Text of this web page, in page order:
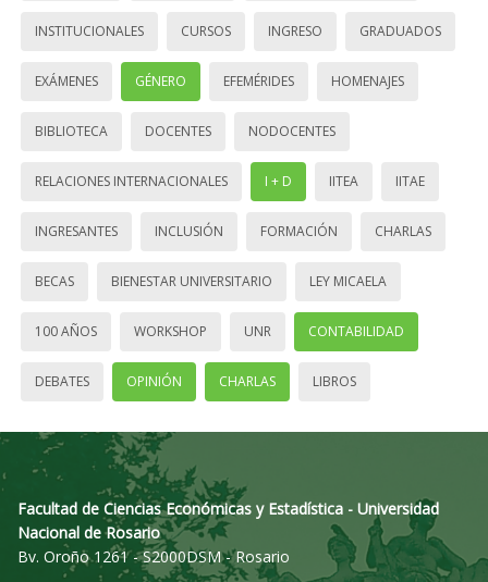
INSTITUCIONALES CURSOS INGRESO GRADUADOS
EXÁMENES GÉNERO EFEMÉRIDES HOMENAJES
BIBLIOTECA DOCENTES NODOCENTES
RELACIONES INTERNACIONALES I + D IITEA IITAE
INGRESANTES INCLUSIÓN FORMACIÓN CHARLAS
BECAS BIENESTAR UNIVERSITARIO LEY MICAELA
100 AÑOS WORKSHOP UNR CONTABILIDAD
DEBATES OPINIÓN CHARLAS LIBROS
Facultad de Ciencias Económicas y Estadística - Universidad
Nacional de Rosario
Bv. Oroño 1261 - S2000DSM - Rosario